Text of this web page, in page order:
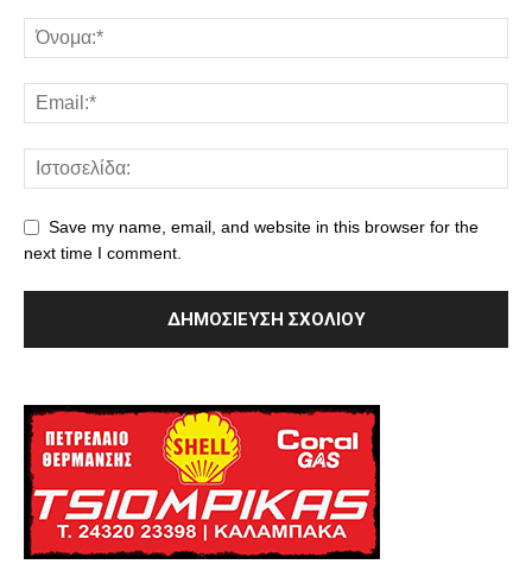
Save my name, email, and website in this browser for the
next time I comment.